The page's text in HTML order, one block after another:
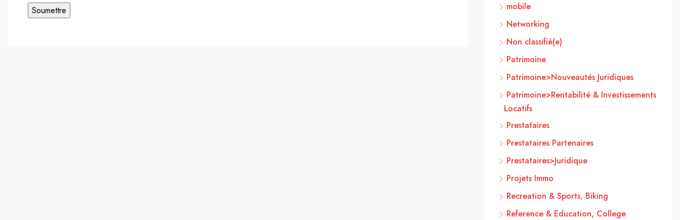
mobile
Networking
Non classifié(e)
Patrimoine
Patrimoine>Nouveautés Juridiques
Patrimoine>Rentabilité & Investissements
Locatifs
Prestataires
Prestataires Partenaires
Prestataires>Juridique
Projets Immo
Recreation & Sports, Biking
Reference & Education, College